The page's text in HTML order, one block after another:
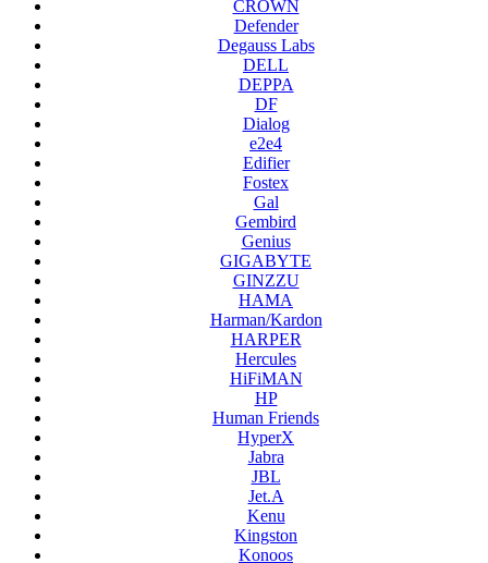
CROWN
Defender
Degauss Labs
DELL
DEPPA
DF
Dialog
e2e4
Edifier
Fostex
Gal
Gembird
Genius
GIGABYTE
GINZZU
HAMA
Harman/Kardon
HARPER
Hercules
HiFiMAN
HP
Human Friends
HyperX
Jabra
JBL
Jet.A
Kenu
Kingston
Konoos